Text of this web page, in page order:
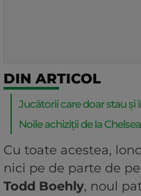
DIN ARTICOL
Jucătorii care doar stau și
Noile achiziții de la Chelsea
Cu toate acestea,
nici pe de parte de
Todd Boehly, noul